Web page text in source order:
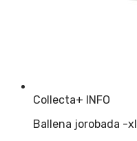
Collecta+ INFO
Ballena jorobada -xl